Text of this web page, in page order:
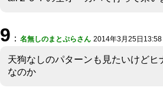
9 ： 名無しのまとぷらさん 2014年3月25日
天狗なしのパターンも見たいけど
なのか